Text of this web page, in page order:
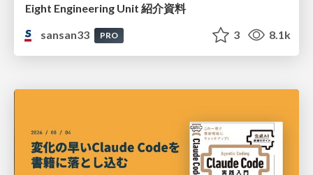
Eight Engineering Unit 紹介資料
sansan33
PRO 3 8.1k